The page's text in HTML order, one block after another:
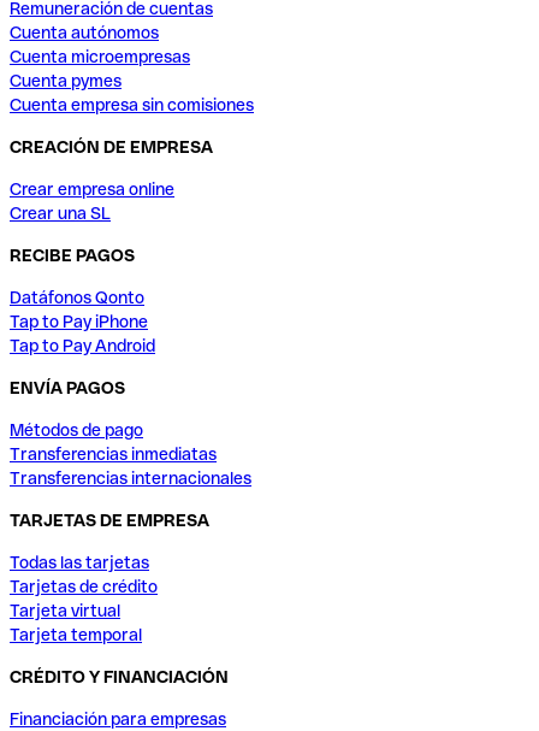
Remuneración de cuentas
Cuenta autónomos
Cuenta microempresas
Cuenta pymes
Cuenta empresa sin comisiones
CREACIÓN DE EMPRESA
Crear empresa online
Crear una SL
RECIBE PAGOS
Datáfonos Qonto
Tap to Pay iPhone
Tap to Pay Android
ENVÍA PAGOS
Métodos de pago
Transferencias inmediatas
Transferencias internacionales
TARJETAS DE EMPRESA
Todas las tarjetas
Tarjetas de crédito
Tarjeta virtual
Tarjeta temporal
CRÉDITO Y FINANCIACIÓN
Financiación para empresas